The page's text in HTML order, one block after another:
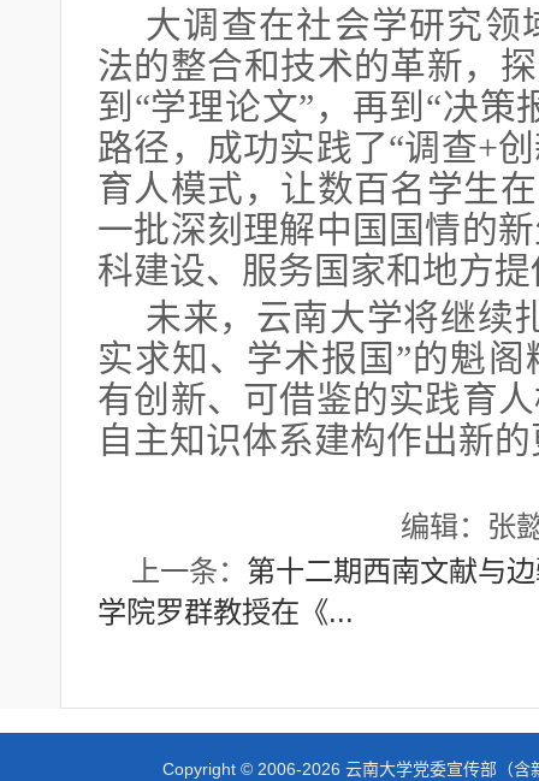
大调查在社会学研究领
法的整合和技术的革新，
到“学理论文”，再到“决策
路径，成功实践了“调查+
育人模式，让数百名学生
一批深刻理解中国国情的
科建设、服务国家和地方
未来，云南大学将继续
实求知、学术报国”的魁
有创新、可借鉴的实践育
自主知识体系建构作出新
编辑：张
上一条： 第十二期西南文献与
学院罗群教授在《...
Copyright © 2006-2026 云南大学党委宣传部（含